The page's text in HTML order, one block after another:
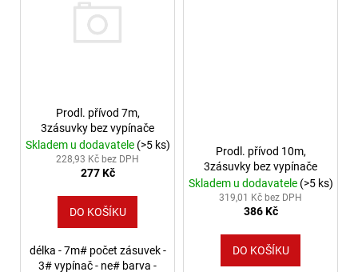
Prodl. přívod 7m,
3zásuvky bez vypínače
Skladem u dodavatele (>5 ks)
228,93 Kč bez DPH
277 Kč
DO KOŠÍKU
délka - 7m# počet zásuvek -
3# vypínač - ne# barva -
Prodl. přívod 10m,
3zásuvky bez vypínače
Skladem u dodavatele (>5 ks)
319,01 Kč bez DPH
386 Kč
DO KOŠÍKU